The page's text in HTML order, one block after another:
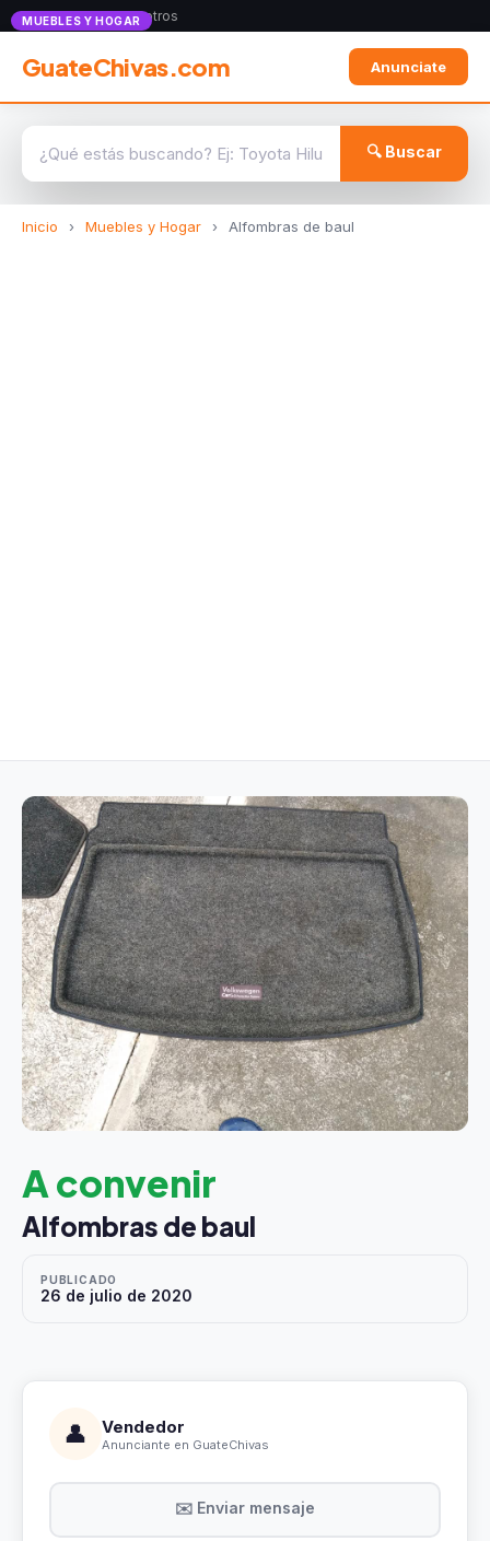
Anunciate con nosotros
GuateChivas.com Anunciate
🔍 Buscar
Inicio › Muebles y Hogar › Alfombras de baul
MUEBLES Y HOGAR
A convenir
Alfombras de baul
PUBLICADO
26 de julio de 2020
👤 Vendedor
Anunciante en GuateChivas
✉️ Enviar mensaje